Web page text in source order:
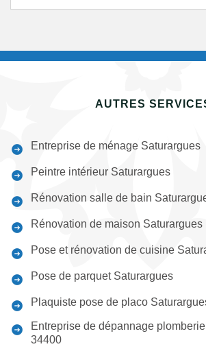
AUTRES
Entreprise de ménage Saturargues
Peintre intérieur Saturargues
Rénovation salle de bain
Rénovation de maison Saturargues
Pose et rénovation de cuisine
Pose de parquet Saturargues
Plaquiste pose de placo
Entreprise de dépannage
34400